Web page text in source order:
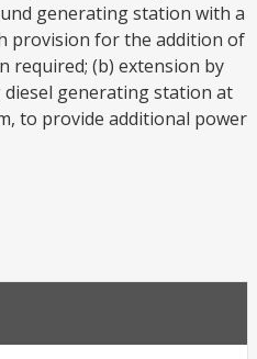
generating station with a
provision for the addition of
required; (b) extension by
generating station at
to provide additional power